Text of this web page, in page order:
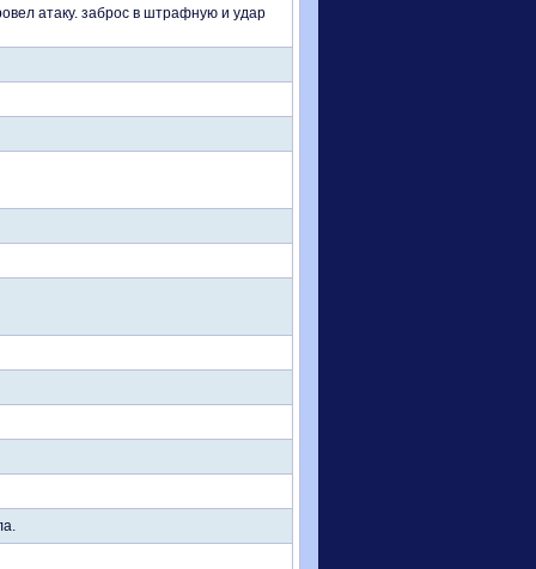
атаку. заброс в штрафную и удар